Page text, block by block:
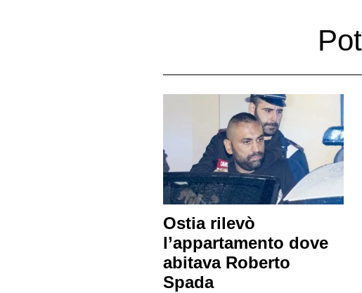
Ostia rilevò
l’appartamento dove
abitava Roberto
Spada